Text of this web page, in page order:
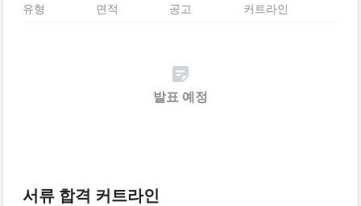
유형 면적 공고 커트라인
발표 예정
서류 합격 커트라인